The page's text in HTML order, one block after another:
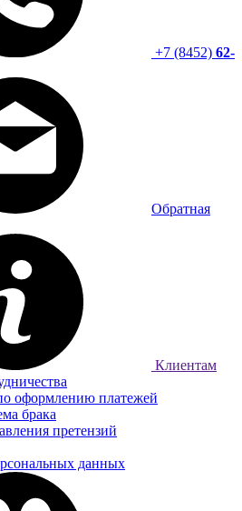
+7 (8452) 62-
Обратная
Клиентам
оформлению платежей
брака
претензий
данных